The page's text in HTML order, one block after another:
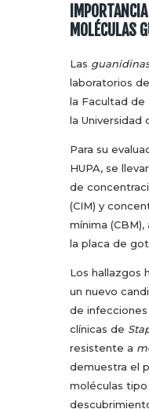
MOLÉCULAS
Las
laboratorios
la Facultad de
la Universidad
Para su
HUPA, se
de
(CIM) y
mínima
la placa de
Los hallazgos
un nuevo
de
clínicas de
resistente a
demuestra el
moléculas tipo